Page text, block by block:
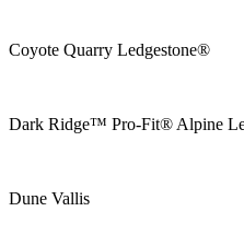
Coyote Quarry Ledgestone®
Dark Ridge™ Pro-Fit® Alpine
Dune Vallis